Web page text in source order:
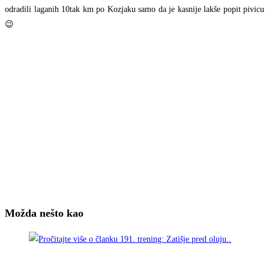
odradili laganih 10tak km po Kozjaku samo da je kasnije lakše popit pivicu
😉
Možda nešto kao